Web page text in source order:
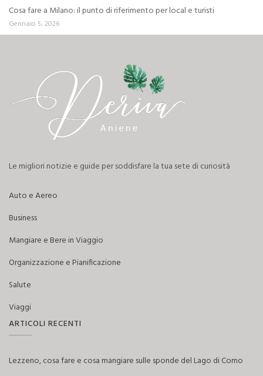
Cosa fare a Milano: il punto di riferimento per local e turisti
Gennaio 5, 2026
Le migliori notizie e guide per soddisfare la tua sete di curiosità
Auto e Aereo
Business
Mangiare e Bere in Viaggio
Organizzazione e Pianificazione
Salute
Viaggi
ARTICOLI RECENTI
Lezzeno, cosa fare e cosa mangiare sulle sponde del Lago di Como